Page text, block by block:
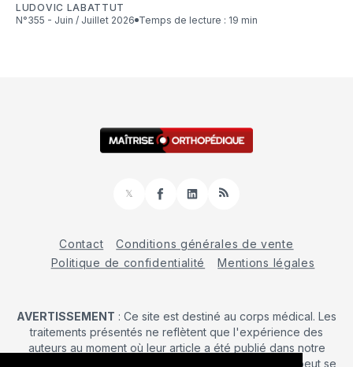
LUDOVIC LABATTUT
N°355 - Juin / Juillet 2026
Temps de lecture : 19 min
𝕏
FacebookLinkedInRSS
Contact
Conditions générales de vente
Politique de confidentialité
Mentions légales
AVERTISSEMENT : Ce site est destiné au corps médical. Les
traitements présentés ne reflètent que l'expérience des
auteurs au moment où leur article a été publié dans notre
journal. La décision d’une intervention chirurgicale ne peut se